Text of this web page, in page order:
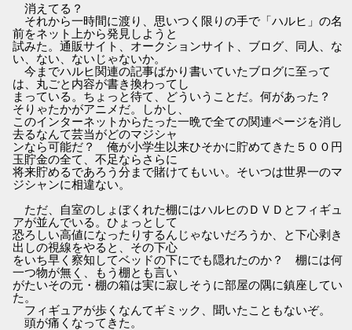
消えてる？
それから一時間に渡り、思いつく限りの手で「ハルヒ」の名
前をネット上から発見しようと
試みた。通販サイト、オークションサイト、ブログ、同人、な
い、ない、ないじゃないか。
今までハルヒ関連の記事ばかり書いていたブログに至って
は、丸ごと内容が書き換わってし
まっている。ちょっと待て、どういうことだ。何があった？
そりゃたかがアニメだ。しかし、
このインターネットからたった一晩で全ての関連ページを消し
去るなんて芸当がどのマジシャ
ンなら可能だ？ 俺が小学生以来ひそかに貯めてきた５００円
玉貯金の全て、不足ならさらに
将来貯めるであろう分まで賭けてもいい。そいつは世界一のマ
ジシャンに相違ない。
ただ、自室のしょぼくれた棚にはハルヒのＤＶＤとフィギュ
アが並んでいる。ひょっとして
恐ろしい高値になったりするんじゃないだろうか、と下心剥き
出しの視線をやると、その下心
をいち早く察知してベッドの下にでも隠れたのか？ 棚には何
一つ物が無く、もう棚とも言い
がたいその元・棚の箱は実に寂しそうに部屋の隅に鎮座してい
た。
フィギュアが歩くなんてギミック、聞いたこともないぞ。
頭が痛くなってきた。